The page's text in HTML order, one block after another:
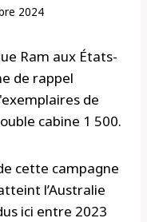
2024
Ram aux États-
de rappel
de
cabine 1 500.
cette campagne
l’Australie
ici entre 2023